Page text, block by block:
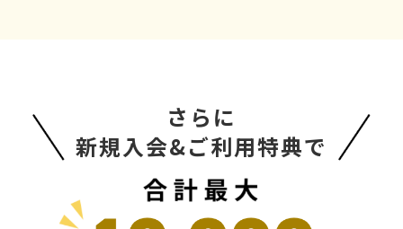
さらに
新規入会&ご利用特典で